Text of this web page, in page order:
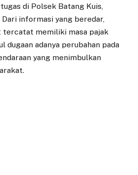
di Polsek Batang Kuis,
Dari informasi yang beredar,
tercatat memiliki masa pajak
dugaan adanya perubahan pada
yang menimbulkan